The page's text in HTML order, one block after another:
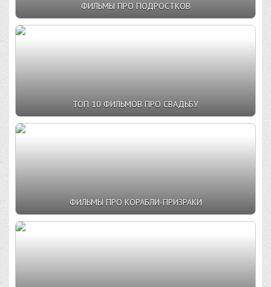
ФИЛЬМЫ ПРО ПОДРОСТКОВ
ТОП 10 ФИЛЬМОВ ПРО СВАДЬБУ
ФИЛЬМЫ ПРО КОРАБЛИ-ПРИЗРАКИ